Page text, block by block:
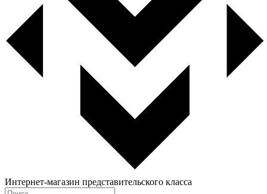
Интернет-магазин представительского класса